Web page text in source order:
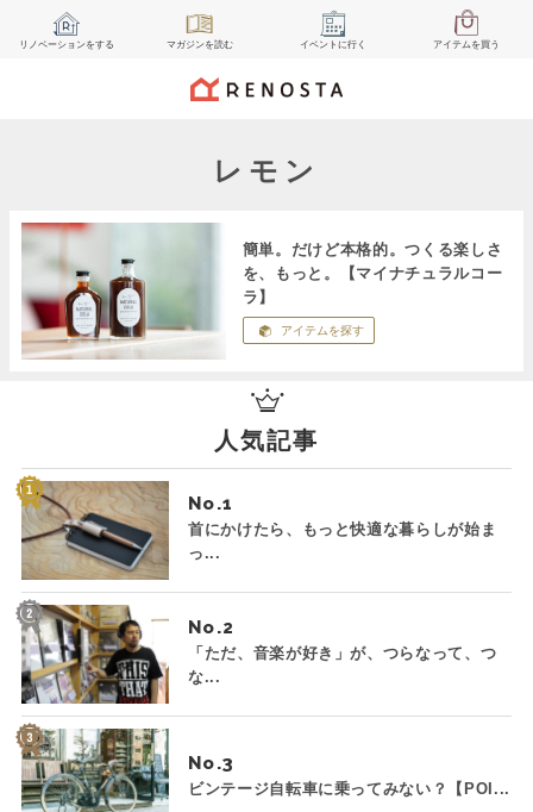
リノベーションをする マガジンを読む イベント に行く アイテムを買う
レモン
簡単。だけど本格的。つくる楽しさ
を、もっと。【マイナチュラルコー
ラ】
アイテムを探す
人気記事
No.
首にかけたら、もっと快適な暮らしが始ま
っ...
No.
「ただ、音楽が好き」が、つらなって、つ
な...
No.
ビンテージ自転車に乗ってみない？【POI...